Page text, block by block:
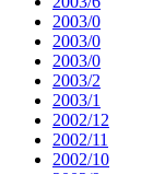
2003/0
2003/0
2003/0
2003/2
2003/1
2002/12
2002/11
2002/10